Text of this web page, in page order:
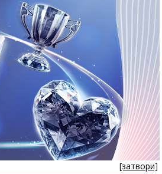
[затвори]